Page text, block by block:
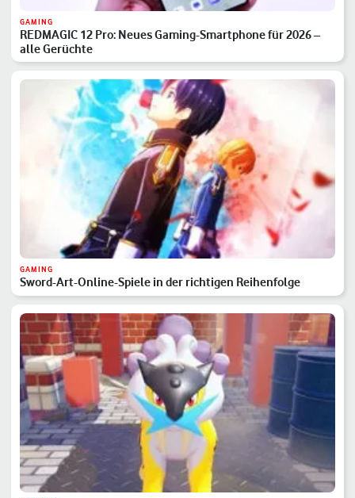
GAMING
REDMAGIC 12 Pro: Neues Gaming-Smartphone für 2026 –
alle Gerüchte
GAMING
Sword-Art-Online-Spiele in der richtigen Reihenfolge